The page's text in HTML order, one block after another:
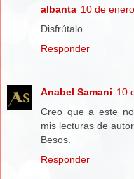
albanta 10 de
Disfrútalo.
Responder
Anabel Samani 10
Creo que a este
mis lecturas de
Besos.
Responder